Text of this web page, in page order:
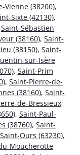
Vienne (38200),
Sixte (42130),
Saint-Sébastien
(38160), Saint-
(38150), Saint-
sur-Isère
, Saint-Prim
, Saint-Pierre-de-
(38160), Saint-
de-Bressieux
, Saint-Paul-
(38760), Saint-
Saint-Ours (63230),
Moucherotte